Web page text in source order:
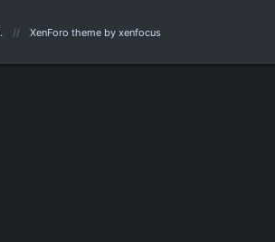
XenForo theme by xenfocus